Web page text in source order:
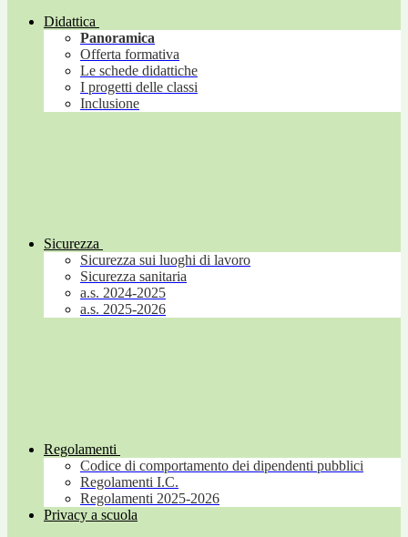
Didattica
Panoramica
Offerta formativa
Le schede didattiche
I progetti delle classi
Inclusione
Sicurezza
Sicurezza sui luoghi di lavoro
Sicurezza sanitaria
a.s. 2024-2025
a.s. 2025-2026
Regolamenti
Codice di comportamento dei dipendenti pubblici
Regolamenti I.C.
Regolamenti 2025-2026
Privacy a scuola